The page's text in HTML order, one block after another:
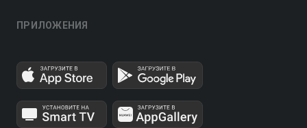
ПРИЛОЖЕНИЯ